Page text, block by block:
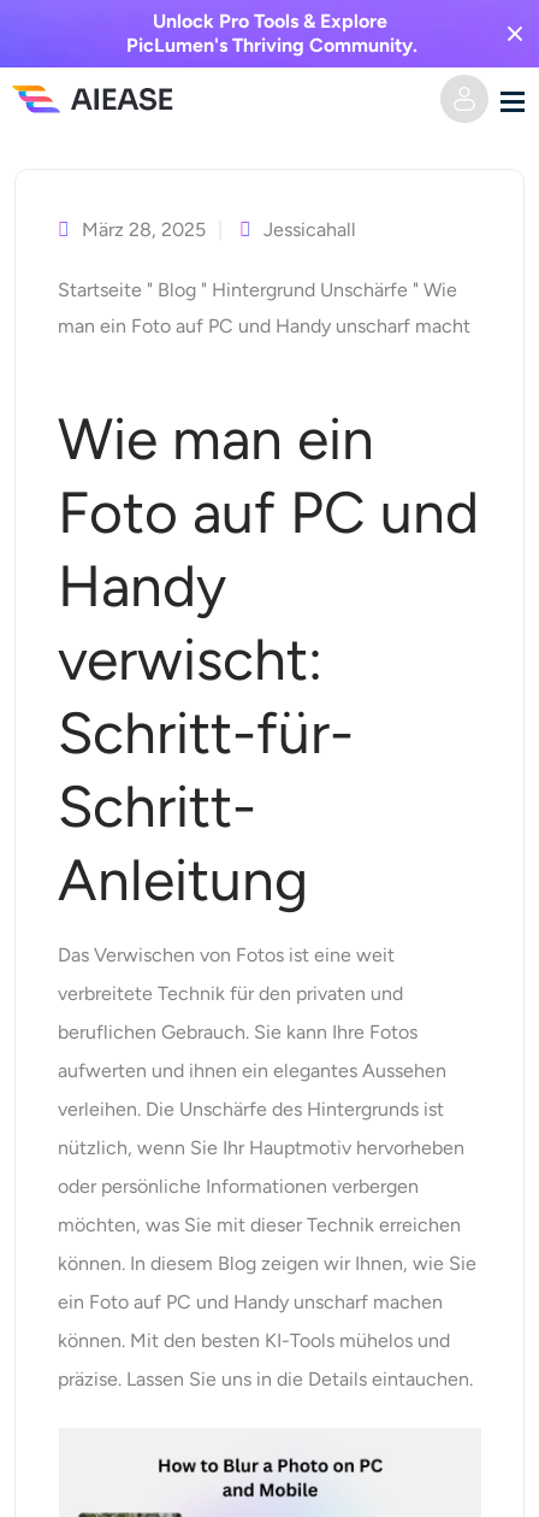
Unlock Pro Tools & Explore
PicLumen's Thriving Community.
KI-Video
Text zu Video
Videoeffekte
KI-Kuss-Generator
KI-Umarmungsgenerator
KI-Tanzgenerator
Seedance 2.0 Kling 2.6 Motion Control
Wan 2.5
Videoeffekte
Bild zu Bild
Text zu Bild
Seedream 5.0 Pro
KI-Werkzeuge
Foto-Editor & -Creator
Foto-Verstärker
Objekt-Entferner
Wasserzeichen-Entferner
Restaurierung von Fotos
KI-Ersatz
KI neu einfärben
Hochformat-Werkzeuge
Frisuren-Wechsler
Kleiderbügel
Auszeichnung
springen
März 28, 2025 Jessicahall
Startseite " Blog " Hintergrund Unschärfe "Wie
man ein Foto auf PC und Handy unscharf macht
Wie man ein
Foto auf PC und
Handy
verwischt:
Schritt-für-
Schritt-
Anleitung
Das Verwischen von Fotos ist eine weit
verbreitete Technik für den privaten und
beruflichen Gebrauch. Sie kann Ihre Fotos
aufwerten und ihnen ein elegantes Aussehen
verleihen. Die Unschärfe des Hintergrunds ist
nützlich, wenn Sie Ihr Hauptmotiv hervorheben
oder persönliche Informationen verbergen
möchten, was Sie mit dieser Technik erreichen
können. In diesem Blog zeigen wir Ihnen, wie Sie
ein Foto auf PC und Handy unscharf machen
können. Mit den besten KI-Tools mühelos und
präzise. Lassen Sie uns in die Details eintauchen.